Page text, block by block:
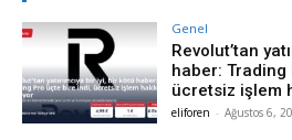
Genel
Revolut’tan
haber:
ücretsiz işlem
eliforen - Ağustos 6,